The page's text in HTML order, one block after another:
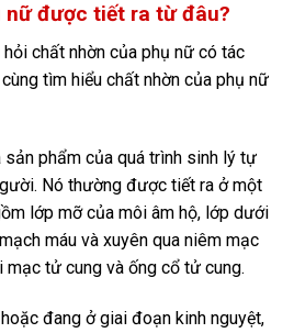
nữ được tiết ra từ đâu?
chất nhờn của phụ nữ có tác
tìm hiểu chất nhờn của phụ nữ
sản phẩm của quá trình sinh lý tự
Nó thường được tiết ra ở một
lớp mỡ của môi âm hộ, lớp dưới
máu và xuyên qua niêm mạc
tử cung và ống cổ tử cung.
đang ở giai đoạn kinh nguyệt,